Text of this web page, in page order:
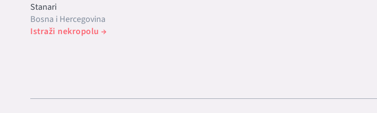
Stanari
Bosna i Hercegovina
Istraži nekropolu →